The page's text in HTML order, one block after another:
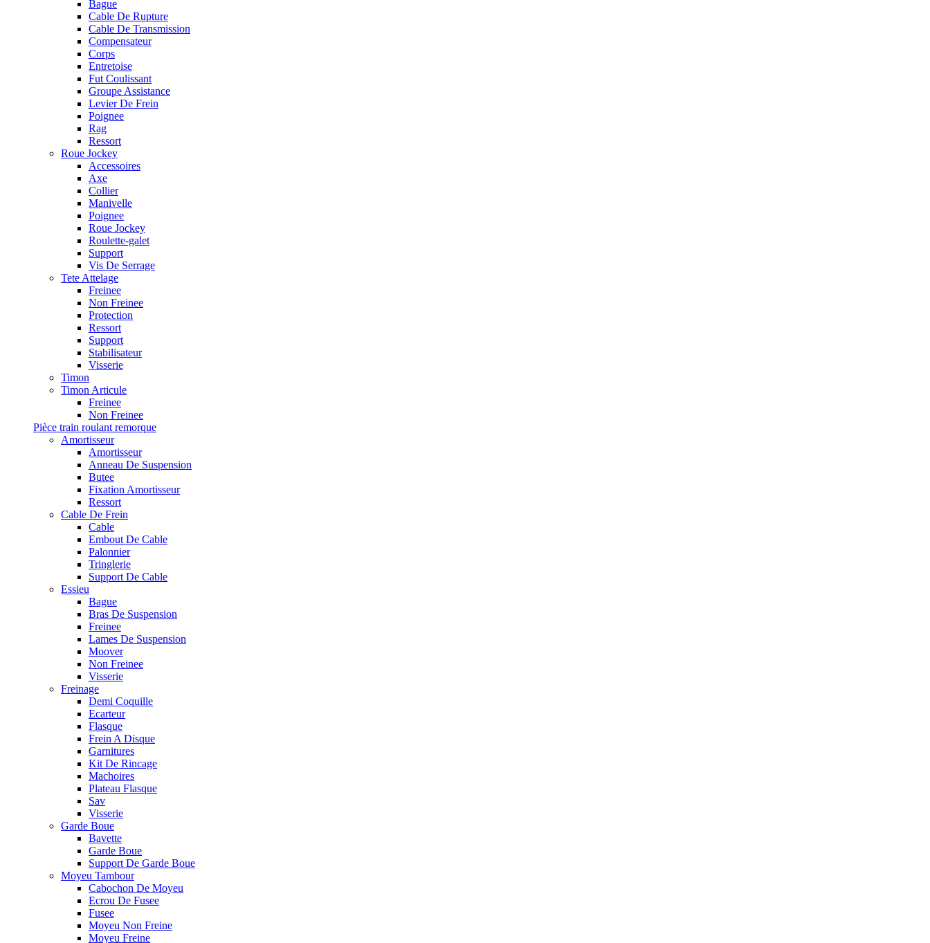
Bague
Cable De Rupture
Cable De Transmission
Compensateur
Corps
Entretoise
Fut Coulissant
Groupe Assistance
Levier De Frein
Poignee
Rag
Ressort
Roue Jockey
Accessoires
Axe
Collier
Manivelle
Poignee
Roue Jockey
Roulette-galet
Support
Vis De Serrage
Tete Attelage
Freinee
Non Freinee
Protection
Ressort
Support
Stabilisateur
Visserie
Timon
Timon Articule
Freinee
Non Freinee
Pièce train roulant remorque
Amortisseur
Amortisseur
Anneau De Suspension
Butee
Fixation Amortisseur
Ressort
Cable De Frein
Cable
Embout De Cable
Palonnier
Tringlerie
Support De Cable
Essieu
Bague
Bras De Suspension
Freinee
Lames De Suspension
Moover
Non Freinee
Visserie
Freinage
Demi Coquille
Ecarteur
Flasque
Frein A Disque
Garnitures
Kit De Rincage
Machoires
Plateau Flasque
Sav
Visserie
Garde Boue
Bavette
Garde Boue
Support De Garde Boue
Moyeu Tambour
Cabochon De Moyeu
Ecrou De Fusee
Fusee
Moyeu Non Freine
Moyeu Freine